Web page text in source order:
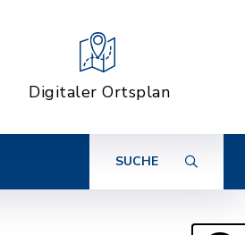
Digitaler Ortsplan
SUCHE